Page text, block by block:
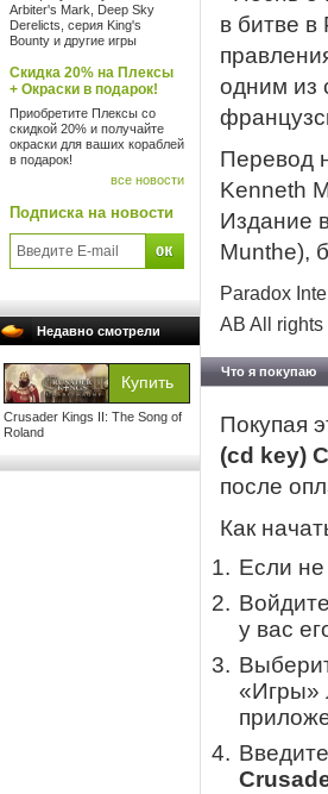
Arbiter's Mark, Deep Sky
Derelicts, серия King's
Bounty и другие игры
Скидка 20% на Плексы
+ Окраски в подарок!
Приобретите Плексы со
скидкой 20% и получайте
окраски для ваших кораблей
в подарок!
все новости
Подписка на новости
Недавно смотрели
Crusader Kings II: The Song of
Roland
в битве в
одним из
Перевод
Kenneth
Издание
Munthe),
Paradox
AB All
Что я покупаю
Покупая
(cd key)
после
Как
Если
у вас
«Игры»